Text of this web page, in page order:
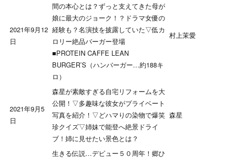
2021年9月12
日
間の本心とは？ずっと支えてきた母が
娘に最大のジョーク！？ドラマ女優の
経験も？名演技を披露していた▽低カ
ロリー絶品バーガー登場
■PROTEIN CAFFE LEAN
BURGER’S（ハンバーガー…約188キ
ロ）
村上茉愛
2021年9月5
日
森星が素敵すぎる自宅リフォームを大
公開！▽多趣味な彼女がプライベート
写真を紹介！▽どハマりの染物で爆笑
珍クイズ▽姉妹で能登へ絶景ドライ
ブ！姉に見せたい景色とは？
森星
生きる伝説…デビュー５０周年！郷ひ